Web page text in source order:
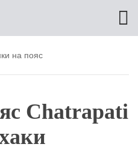
на пояс
Chatrapati